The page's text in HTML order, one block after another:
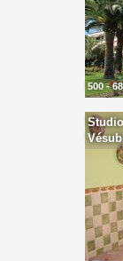
500 -